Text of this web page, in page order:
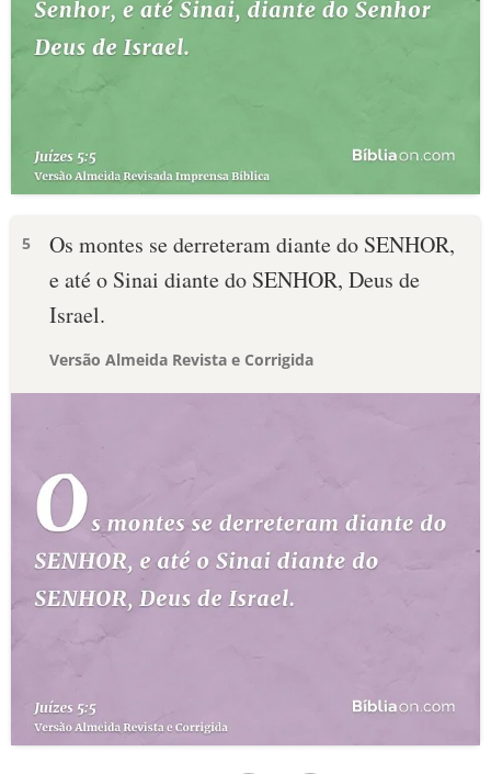
5
Os montes se derreteram diante do SENHOR,
e até o Sinai diante do SENHOR, Deus de
Israel.
Versão Almeida Revista e Corrigida